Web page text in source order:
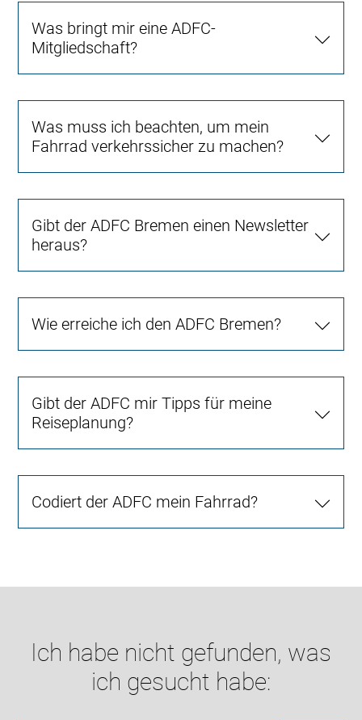
Was bringt mir eine ADFC-
Mitgliedschaft?
Was muss ich beachten, um mein
Fahrrad verkehrssicher zu machen?
Gibt der ADFC Bremen einen Newsletter
heraus?
Wie erreiche ich den ADFC Bremen?
Gibt der ADFC mir Tipps für meine
Reiseplanung?
Codiert der ADFC mein Fahrrad?
Ich habe nicht gefunden, was
ich gesucht habe: